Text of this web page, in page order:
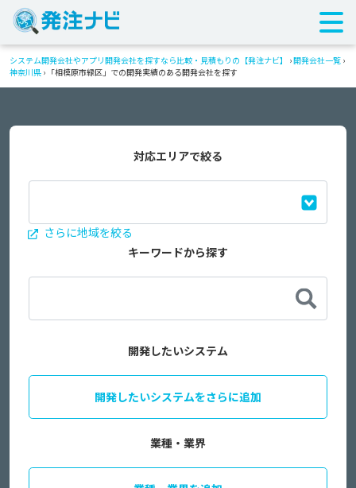
システム開発会社やアプリ開発会社を探すなら比較・見積もりの【発注ナビ】 ›開発会社一覧 ›
神奈川県 › 「相模原市緑区」での開発実績のある開発会社を探す
対応エリアで絞る
さらに地域を絞る
キーワードから探す
開発したいシステム
開発したいシステムをさらに追加
業種・業界